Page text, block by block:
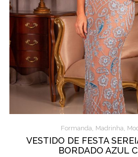
Formanda, Madrinha,
VESTIDO DE FESTA
BORDADO AZUL